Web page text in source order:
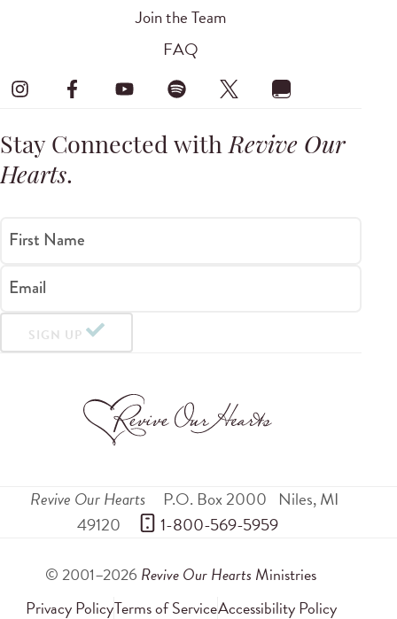
Join the Team
FAQ
Stay Connected withRevive Our
Hearts.
First Name
Email
SIGN UP
Revive Our Hearts P.O. Box 2000 Niles,MI
49120
1-800-569-5959
© 2001–2026 Revive Our Hearts Ministries
Privacy PolicyTerms of ServiceAccessibility Policy